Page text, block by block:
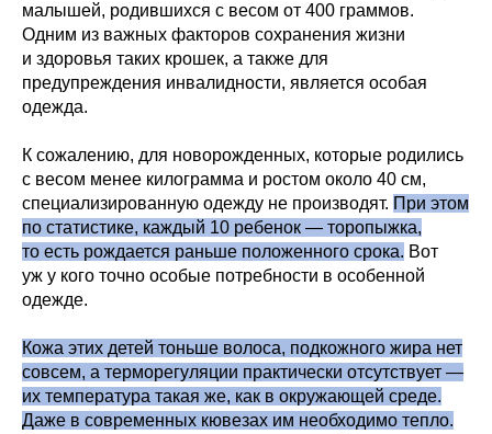
малышей, родившихся с весом от 400 граммов.
Одним из важных факторов сохранения жизни
и здоровья таких крошек, а также для
предупреждения инвалидности, является особая
одежда.
К сожалению, для новорожденных, которые родились
с весом менее килограмма и ростом около 40 см,
специализированную одежду не производят. При этом
по статистике, каждый 10 ребенок — торопыжка,
то есть рождается раньше положенного срока. Вот
уж у кого точно особые потребности в особенной
одежде.
Кожа этих детей тоньше волоса, подкожного жира нет
совсем, а терморегуляции практически отсутствует —
их температура такая же, как в окружающей среде.
Даже в современных кювезах им необходимо тепло.